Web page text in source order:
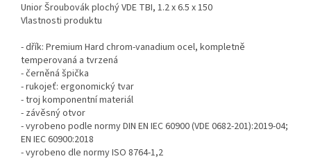
Unior Šroubovák plochý VDE TBI, 1.2 x 6.5 x 150
Vlastnosti produktu
- dřík: Premium Hard chrom-vanadium ocel, kompletně
temperovaná a tvrzená
- černěná špička
- rukojeť: ergonomický tvar
- troj komponentní materiál
- závěsný otvor
- vyrobeno podle normy DIN EN IEC 60900 (VDE 0682-201):2019-04;
EN IEC 60900:2018
- vyrobeno dle normy ISO 8764-1,2